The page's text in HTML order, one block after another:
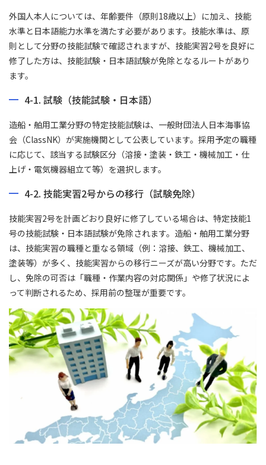
外国人本人については、年齢要件（原則18歳以上）に加え、技能
水準と日本語能力水準を満たす必要があります。技能水準は、原
則として分野の技能試験で確認されますが、技能実習2号を良好に
修了した方は、技能試験・日本語試験が免除となるルートがあり
ます。
4-1. 試験（技能試験・日本語）
造船・舶用工業分野の特定技能試験は、一般財団法人日本海事協
会（ClassNK）が実施機関として公表しています。採用予定の職種
に応じて、該当する試験区分（溶接・塗装・鉄工・機械加工・仕
上げ・電気機器組立て等）を選択します。
4-2. 技能実習2号からの移行（試験免除）
技能実習2号を計画どおり良好に修了している場合は、特定技能1
号の技能試験・日本語試験が免除されます。造船・舶用工業分野
は、技能実習の職種と重なる領域（例：溶接、鉄工、機械加工、
塗装等）が多く、技能実習からの移行ニーズが高い分野です。ただ
し、免除の可否は「職種・作業内容の対応関係」や修了状況によ
って判断されるため、採用前の整理が重要です。